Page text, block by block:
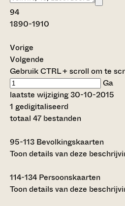
94
1890-1910
Vorige
Volgende
Gebruik CTRL + scroll om te
Ga
laatste wijziging 30-10-2015
1 gedigitaliseerd
totaal 47 bestanden
95-113 Bevolkingskaarten
Toon details van deze
114-134 Persoonskaarten
Toon details van deze